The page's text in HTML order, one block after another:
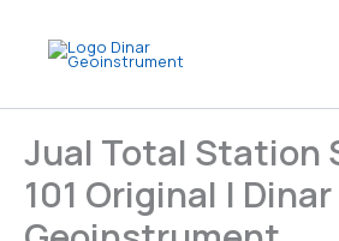
content
Jual Total Station
101 Original | Dinar